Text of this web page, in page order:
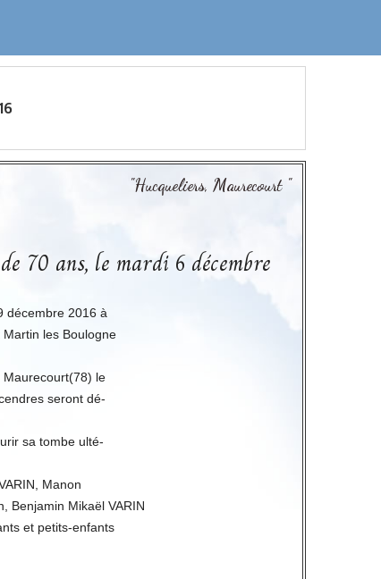
"Hucqueliers, Maurecourt "
70 ans, le mardi 6 décembre
décembre 2016 à
les Boulogne
le
seront dé-
sa tombe ulté-
Manon
Benjamin Mikaël VARIN
et petits-enfants